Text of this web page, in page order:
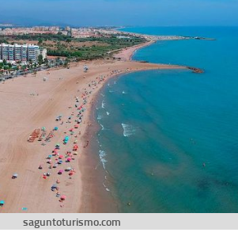
saguntoturismo.com